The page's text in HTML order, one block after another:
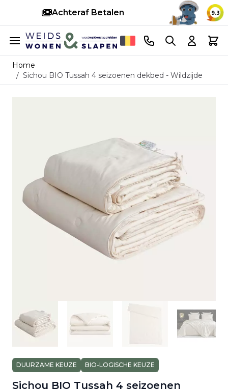
Snelle levering 9.3
Ga naar de inhoud
Telefoonnummer
Search Cart
Home
/ Sichou BIO Tussah 4 seizoenen dekbed - Wildzijde
DUURZAME KEUZE BIO-LOGISCHE KEUZE
Sichou BIO Tussah 4 seizoenen